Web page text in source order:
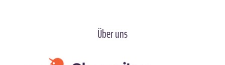
Über uns